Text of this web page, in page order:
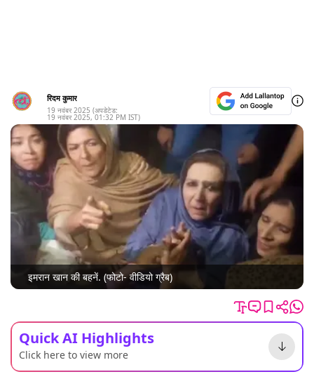
रिदम कुमार
19 नवंबर 2025 (अपडेटेड:
19 नवंबर 2025, 01:32 PM IST)
इमरान खान की बहनें. (फोटो- वीडियो ग्रैब)
Quick AI Highlights
Click here to view more